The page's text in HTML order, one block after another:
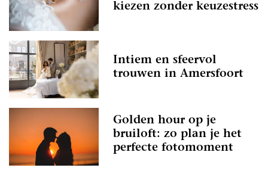
kiezen zonder keuzestress
Intiem en sfeervol
trouwen in Amersfoort
Golden hour op je
bruiloft: zo plan je het
perfecte fotomoment